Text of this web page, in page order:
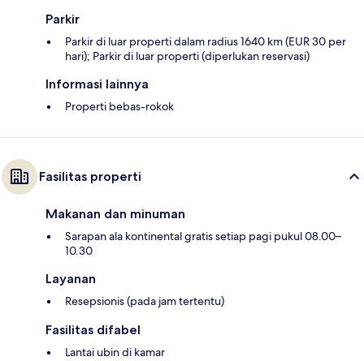
Parkir
Parkir di luar properti dalam radius 1640 km (EUR 30 per
hari); Parkir di luar properti (diperlukan reservasi)
Informasi lainnya
Properti bebas-rokok
Fasilitas properti
Makanan dan minuman
Sarapan ala kontinental gratis setiap pagi pukul 08.00–
10.30
Layanan
Resepsionis (pada jam tertentu)
Fasilitas difabel
Lantai ubin di kamar